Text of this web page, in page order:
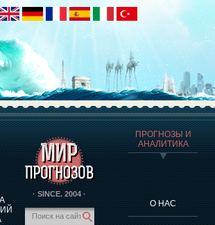
· SINCE. 2004 ·
ПРОГНОЗЫ И
АНАЛИТИКА
О НАС
О ПРОГРАММЕ
ОЦЕНКА ХАРАКТЕРA ЧЕЛОВЕКА
ВЫДАЮЩИХСЯ ЛИЧНОСТЕЙ
О ПРОГРАММЕ
НА СОВМЕСТИМОСТЬ ВОЛИКОВА
ПРОГНОЗЫ И АНАЛИТИКА